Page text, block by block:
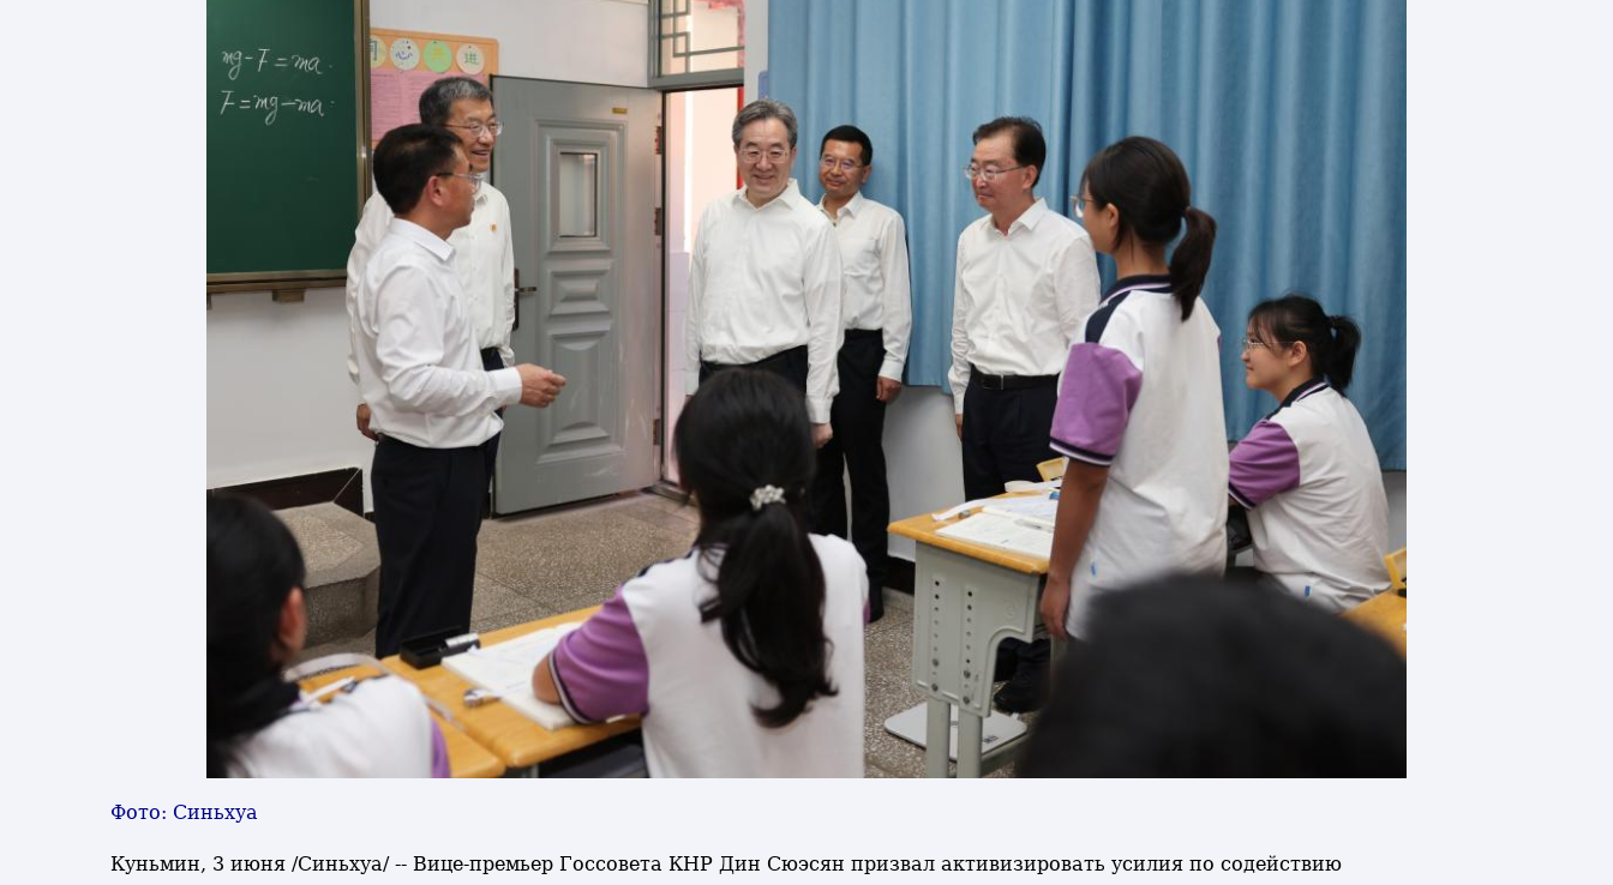
Фото: Синьхуа
Куньмин, 3 июня /Синьхуа/ -- Вице-премьер Госсовета КНР Дин Сюэсян призвал активизировать усилия по содействию